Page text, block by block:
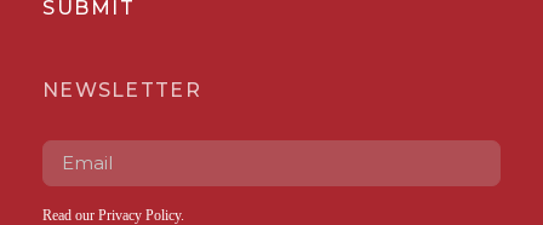
SUBMIT
NEWSLETTER
Read our Privacy Policy.